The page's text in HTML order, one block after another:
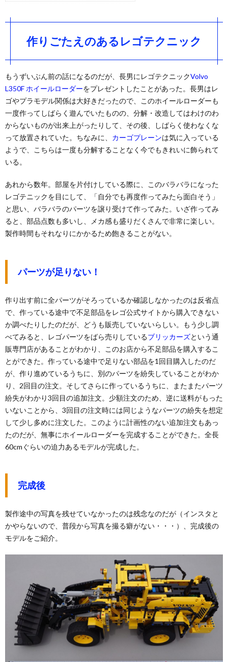
作りごたえのあるレゴテクニック
もうずいぶん前の話になるのだが、長男にレゴテクニックVolvo
L350F ホイールローダーをプレゼントしたことがあった。長男はレ
ゴやプラモデル関係は大好きだったので、このホイールローダーも
一度作ってしばらく遊んでいたものの、分解・改造してはわけのわ
からないものが出来上がったりして、その後、しばらく使わなくな
って放置されていた。ちなみに、 カーゴプレーンは気に入っている
ようで、こちらは一度も分解することなく今でもきれいに飾られて
いる。
あれから数年。部屋を片付けしている際に、このバラバラになった
レゴテニックを目にして、「自分でも再度作ってみたら面白そう」
と思い、バラバラのパーツを譲り受けて作ってみた。いざ作ってみ
ると、部品点数も多いし、メカ感も盛りだくさんで非常に楽しい。
製作時間もそれなりにかかるため飽きることがない。
パーツが足りない！
作り出す前に全パーツがそろっているか確認しなかったのは反省点
で、作っている途中で不足部品をレゴ公式サイトから購入できない
か調べたりしたのだが、どうも販売していないらしい。もう少し調
べてみると、レゴパーツをばら売りしているブリッカーズという通
販専門店があることがわかり、このお店から不足部品を購入するこ
とができた。作っている途中で足りない部品を1回目購入したのだ
が、作り進めているうちに、別のパーツを紛失していることがわか
り、2回目の注文。そしてさらに作っているうちに、またまたパーツ
紛失がわかり3回目の追加注文。少額注文のため、逆に送料がもった
いないことから、3回目の注文時には同じようなパーツの紛失を想定
して少し多めに注文した。このように計画性のない追加注文もあっ
たのだが、無事にホイールローダーを完成することができた。全長
60cmぐらいの迫力あるモデルが完成した。
完成後
製作途中の写真を残せていなかったのは残念なのだが（インスタと
かやらないので、普段から写真を撮る癖がない・・・）、完成後の
モデルをご紹介。